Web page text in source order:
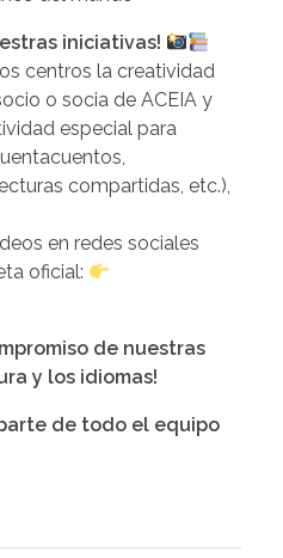
iniciativas!
centros la creatividad
o socia de ACEIA y
especial para
compartidas, etc.),
en redes sociales
oficial:
de nuestras
y los idiomas!
de todo el equipo